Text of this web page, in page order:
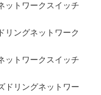
ットワークスイッチ
リングネットワーク
ットワークスイッチ
ドリングネットワー